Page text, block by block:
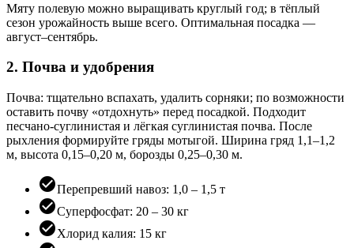
Мяту полевую можно выращивать круглый год; в тёплый
сезон урожайность выше всего. Оптимальная посадка —
август–сентябрь.
2. Почва и удобрения
Почва: тщательно вспахать, удалить сорняки; по возможности
оставить почву «отдохнуть» перед посадкой. Подходит
песчано-суглинистая и лёгкая суглинистая почва. После
рыхления формируйте гряды мотыгой. Ширина гряд 1,1–1,2
м, высота 0,15–0,20 м, борозды 0,25–0,30 м.
Перепревший навоз: 1,0 – 1,5 т
Суперфосфат: 20 – 30 кг
Хлорид калия: 15 кг